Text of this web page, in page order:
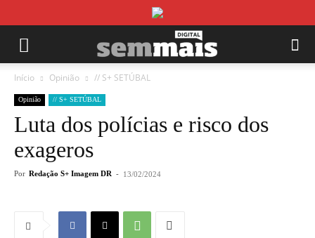
Início Opinião // S+ SETÚBAL
Opinião // S+ SETÚBAL
Luta dos polícias e risco dos
exageros
Por Redação S+ Imagem DR - 13/02/2024